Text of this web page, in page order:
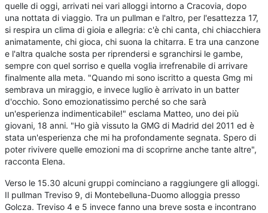
quelle di oggi, arrivati nei vari alloggi intorno a Cracovia, dopo
una nottata di viaggio. Tra un pullman e l'altro, per l'esattezza 17,
si respira un clima di gioia e allegria: c'è chi canta, chi chiacchiera
animatamente, chi gioca, chi suona la chitarra. E tra una canzone
e l'altra qualche sosta per riprendersi e sgranchirsi le gambe,
sempre con quel sorriso e quella voglia irrefrenabile di arrivare
finalmente alla meta. "Quando mi sono iscritto a questa Gmg mi
sembrava un miraggio, e invece luglio è arrivato in un batter
d'occhio. Sono emozionatissimo perché so che sarà
un'esperienza indimenticabile!" esclama Matteo, uno dei più
giovani, 18 anni. "Ho già vissuto la GMG di Madrid del 2011 ed è
stata un'esperienza che mi ha profondamente segnata. Spero di
poter rivivere quelle emozioni ma di scoprirne anche tante altre",
racconta Elena.
Verso le 15.30 alcuni gruppi cominciano a raggiungere gli alloggi.
Il pullman Treviso 9, di Montebelluna-Duomo alloggia presso
Golcza. Treviso 4 e 5 invece fanno una breve sosta e incontrano